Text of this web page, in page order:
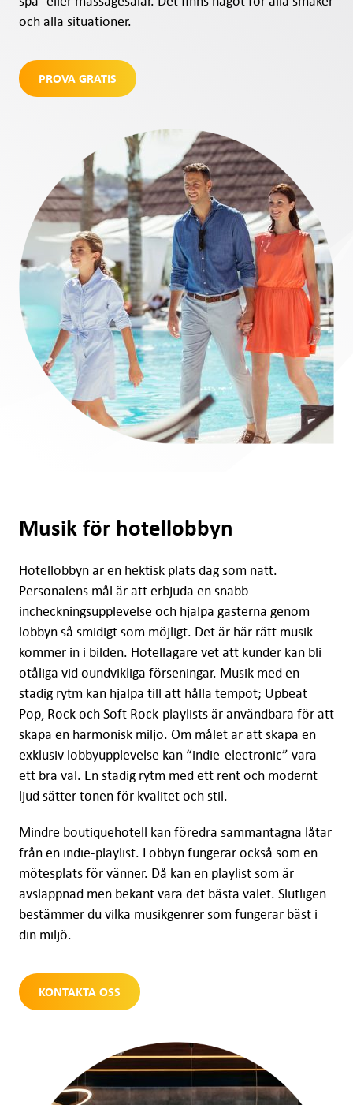
och alla situationer.
PROVA GRATIS
Musik för hotellobbyn
Hotellobbyn är en hektisk plats dag som natt.
Personalens mål är att erbjuda en snabb
incheckningsupplevelse och hjälpa gästerna genom
lobbyn så smidigt som möjligt. Det är här rätt musik
kommer in i bilden. Hotellägare vet att kunder kan bli
otåliga vid oundvikliga förseningar. Musik med en
stadig rytm kan hjälpa till att hålla tempot; Upbeat
Pop, Rock och Soft Rock-playlists är användbara för att
skapa en harmonisk miljö. Om målet är att skapa en
exklusiv lobbyupplevelse kan “indie-electronic” vara
ett bra val. En stadig rytm med ett rent och modernt
ljud sätter tonen för kvalitet och stil.
Mindre boutiquehotell kan föredra sammantagna låtar
från en indie-playlist. Lobbyn fungerar också som en
mötesplats för vänner. Då kan en playlist som är
avslappnad men bekant vara det bästa valet. Slutligen
bestämmer du vilka musikgenrer som fungerar bäst i
din miljö.
KONTAKTA OSS